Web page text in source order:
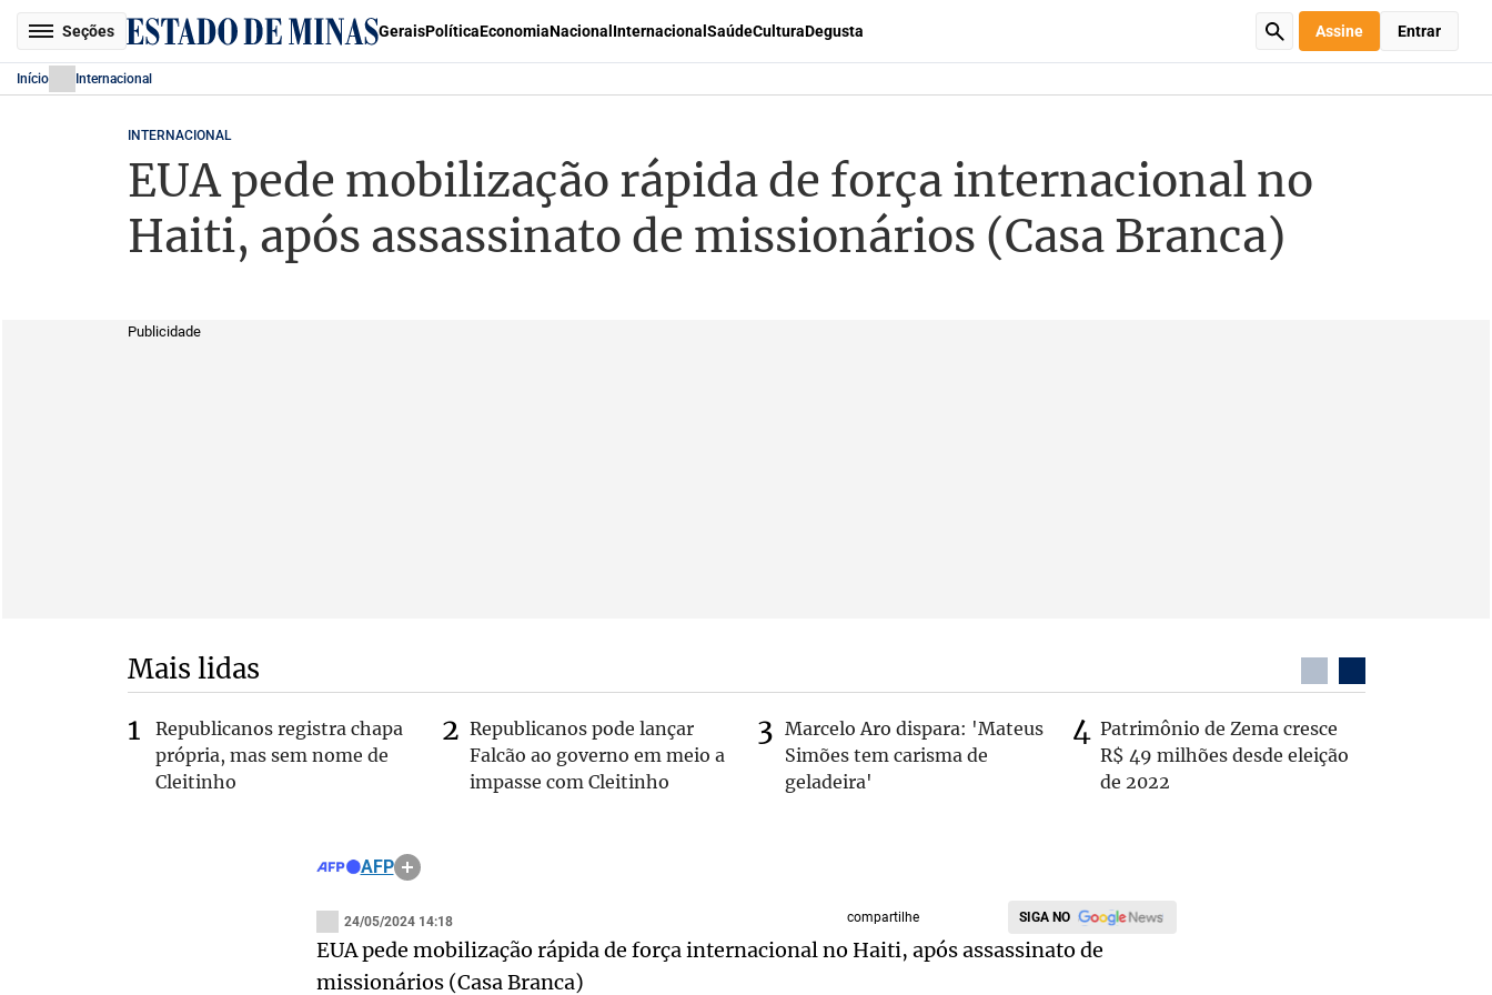
Seções GeraisPolíticaEconomiaNacional Internacional SaúdeCulturaDegusta Assine Entrar
Início Internacional
INTERNACIONAL
EUA pede mobilização rápida de força internacional no
Haiti, após assassinato de missionários (Casa Branca)
Publicidade
Mais lidas
Republicanos registra chapa
própria, mas sem nome de
Cleitinho
Republicanos pode lançar
Falcão ao governo em meio a
impasse com Cleitinho
Marcelo Aro dispara: 'Mateus
Simões tem carisma de
geladeira'
Patrimônio de Zema cresce
R$ 49 milhões desde eleição
de 2022
AFP
24/05/2024 14:18 compartilhe SIGA NO
EUA pede mobilização rápida de força internacional no Haiti, após assassinato de
missionários (Casa Branca)